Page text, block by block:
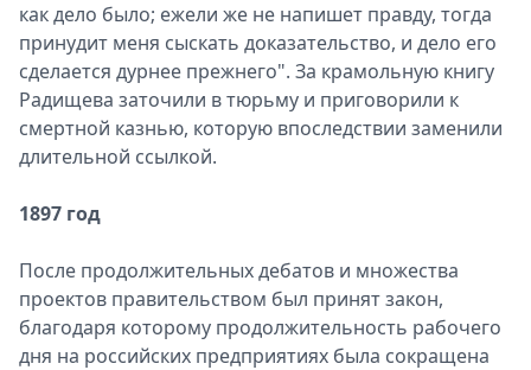
как дело было; ежели же не напишет правду, тогда
принудит меня сыскать доказательство, и дело его
сделается дурнее прежнего". За крамольную книгу
Радищева заточили в тюрьму и приговорили к
смертной казнью, которую впоследствии заменили
длительной ссылкой.
1897 год
После продолжительных дебатов и множества
проектов правительством был принят закон,
благодаря которому продолжительность рабочего
дня на российских предприятиях была сокращена